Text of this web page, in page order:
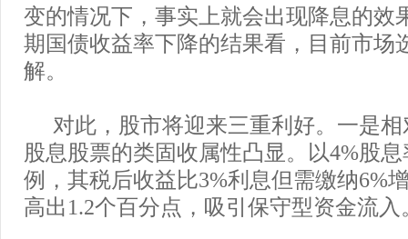
变的情况下，事实上就会出现降息的效
期国债收益率下降的结果看，目前市场
解。
对此，股市将迎来三重利好。一是
股息股票的类固收属性凸显。以4%股
例，其税后收益比3%利息但需缴纳6%
高出1.2个百分点，吸引保守型资金流入